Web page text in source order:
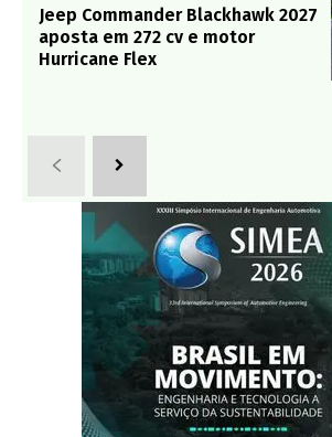
Jeep Commander Blackhawk 2027
aposta em 272 cv e motor
Hurricane Flex